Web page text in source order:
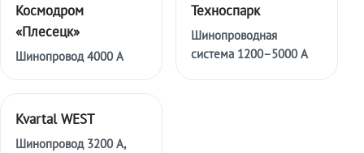
Космодром
«Плесецк»
Шинопровод 4000 А
Техноспарк
Шинопроводная
система 1200–5000 А
Kvartal WEST
Шинопровод 3200 А,